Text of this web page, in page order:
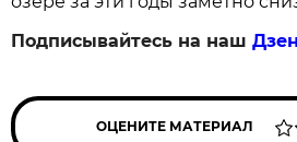
Подписывайтесь на нашДзен
ОЦЕНИТЕ МАТЕРИАЛ